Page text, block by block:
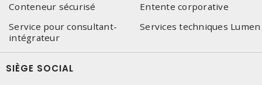
Conteneur sécurisé
Entente corporative
Service pour consultant-
intégrateur
Services techniques Lumen
SIÈGE SOCIAL